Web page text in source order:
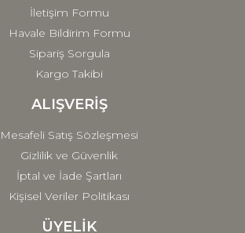
Gönder
İletişim Formu
Havale Bildirim Formu
Sipariş Sorgula
Kargo Takibi
ALIŞVERİŞ
Mesafeli Satış Sözleşmesi
Gizlilik ve Güvenlik
İptal ve İade Şartları
Kişisel Veriler Politikası
ÜYELİK